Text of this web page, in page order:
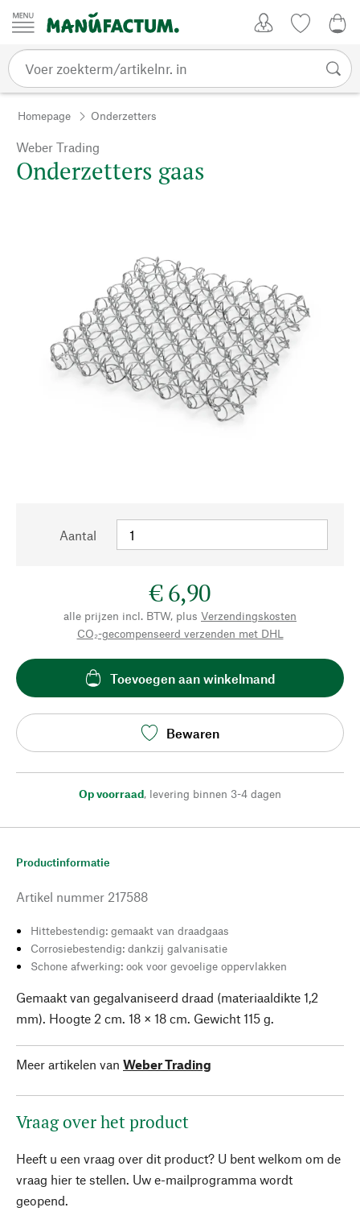
Passer au contenu
Homepage Onderzetters
Weber Trading
Onderzetters gaas
Aantal
€ 6,90
alle prijzen incl. BTW, plus Verzendingskosten
CO₂-gecompenseerd verzenden met DHL
Toevoegen aan winkelmand
Bewaren
Op voorraad, levering binnen 3-4 dagen
Productinformatie
Artikel nummer 217588
Hittebestendig: gemaakt van draadgaas
Corrosiebestendig: dankzij galvanisatie
Schone afwerking: ook voor gevoelige oppervlakken
Gemaakt van gegalvaniseerd draad (materiaaldikte 1,2
mm). Hoogte 2 cm. 18 × 18 cm. Gewicht 115 g.
Meer artikelen van Weber Trading
Vraag over het product
Heeft u een vraag over dit product? U bent welkom om de
vraag hier te stellen. Uw e-mailprogramma wordt
geopend.